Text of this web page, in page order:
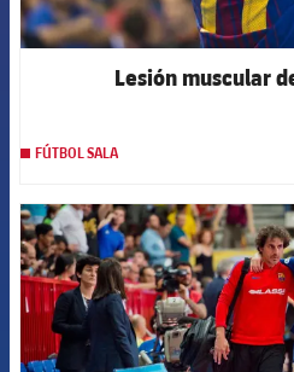
Lesión muscular
FÚTBOL SALA